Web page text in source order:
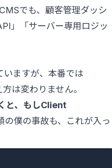
でも、顧客管理ダッシ
」「サーバー専用ロジッ
いますが、本番では
は変わりません。
と、もしClient
の僕の事故も、これが入っ